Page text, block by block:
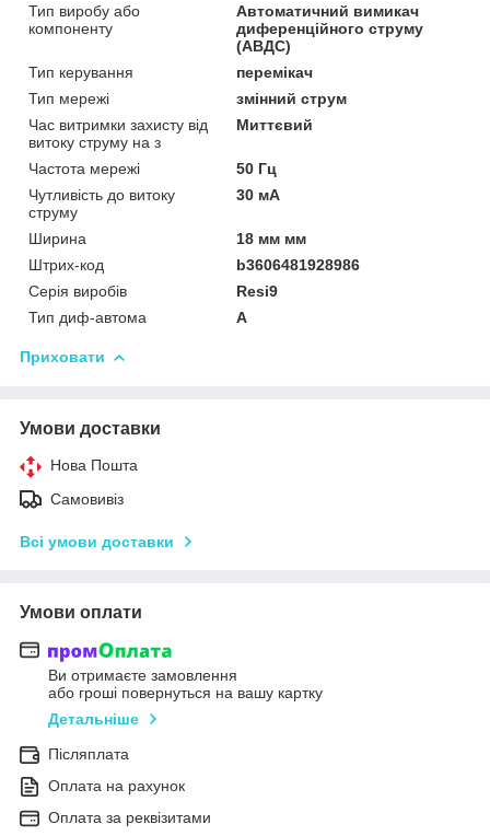
Тип виробу або
компоненту
Автоматичний вимикач
диференційного струму
(АВДС)
Тип керування
перемікач
Тип мережі
змінний струм
Час витримки захисту від
витоку струму на з
Миттєвий
Частота мережі
50 Гц
Чутливість до витоку
струму
30 мА
Ширина
18 мм мм
Штрих-код
b3606481928986
Серія виробів
Resi9
Тип диф-автома
A
Приховати
Умови доставки
Нова Пошта
Самовивіз
Всі умови доставки
Умови оплати
Ви отримаєте замовлення
або гроші повернуться на вашу картку
Детальніше
Післяплата
Оплата на рахунок
Оплата за реквізитами